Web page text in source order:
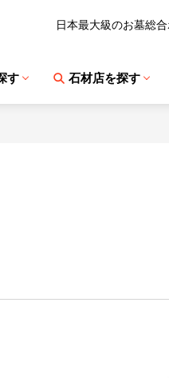
日本最大級のお墓総
す 石材店を探す